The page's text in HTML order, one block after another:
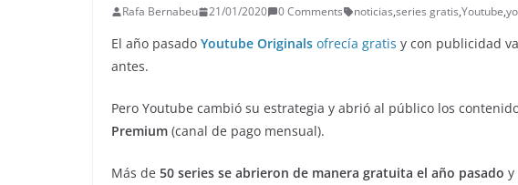
Rafa Bernabeu 21/01/2020 0 Comments noticias,series gratis,Youtube,
El año pasado Youtube Originals ofrecía gratis y con publicidad
antes.
Pero Youtube cambió su estrategia y abrió al público los
Premium (canal de pago mensual).
Más de 50 series se abrieron de manera gratuita el año pasado y